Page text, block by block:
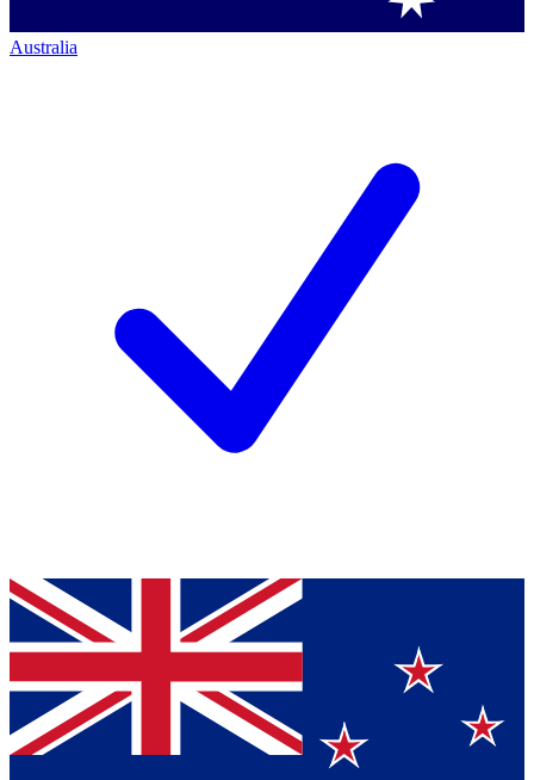
Australia